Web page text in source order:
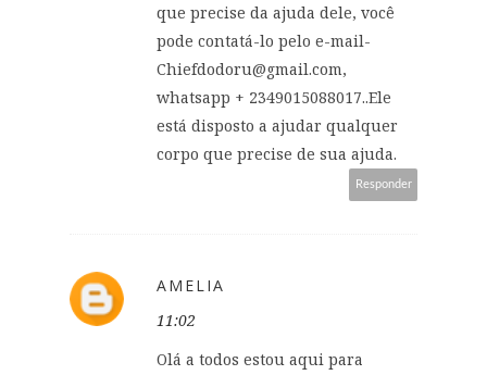
que precise da ajuda dele, você
pode contatá-lo pelo e-mail-
Chiefdodoru@gmail.com,
whatsapp + 2349015088017..Ele
está disposto a ajudar qualquer
corpo que precise de sua ajuda.
Responder
AMELIA
11:02
Olá a todos estou aqui para